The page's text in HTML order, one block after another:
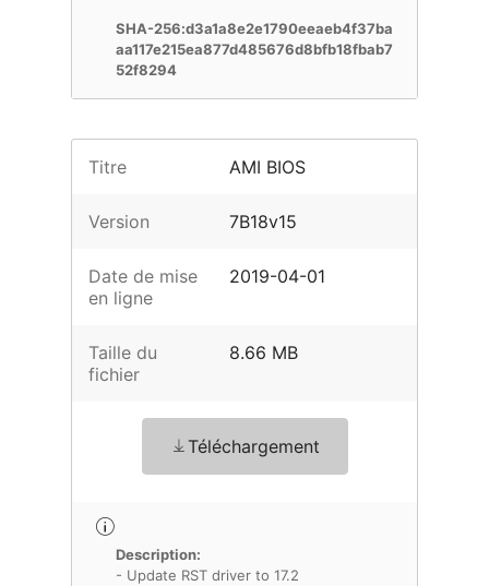
SHA-256:d3a1a8e2e1790eeaeb4f37ba
aa117e215ea877d485676d8bfb18fbab7
52f8294
Titre AMI BIOS
Version 7B18v15
Date de mise
en ligne
2019-04-01
Taille du
fichier
8.66 MB
Téléchargement
Description:
- Update RST driver to 17.2